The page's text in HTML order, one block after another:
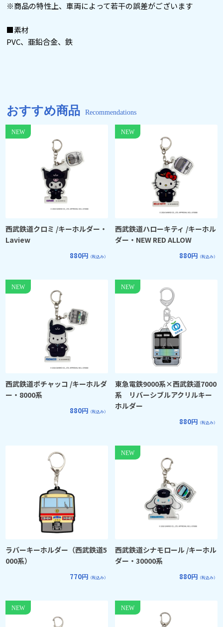
※商品の特性上、車両によって若干の誤差がございます
■素材
PVC、亜鉛合金、鉄
おすすめ商品 Recommendations
西武鉄道クロミ /キーホルダー・
Laview
880円 （税込み）
西武鉄道ハローキティ /キーホル
ダー・NEW RED ALLOW
880円 （税込み）
西武鉄道ポチャッコ /キーホルダ
ー・8000系
880円 （税込み）
東急電鉄9000系×西武鉄道7000
系 リバーシブルアクリルキー
ホルダー
880円 （税込み）
ラバーキーホルダー（西武鉄道5
000系）
770円 （税込み）
西武鉄道シナモロール /キーホル
ダー・30000系
880円 （税込み）